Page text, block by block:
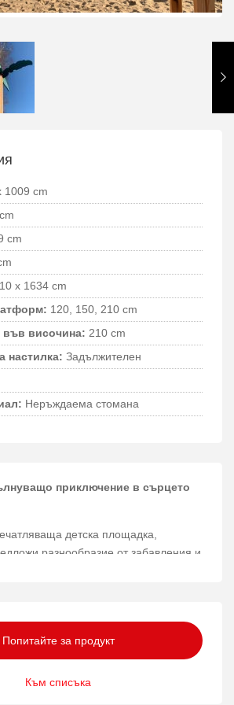
1009 cm
cm
x 1634 cm
120, 150, 210 cm
във височина: 210 cm
настилка: Задължителен
Неръждаема стомана
приключение в сърцето
детска площадка,
разнообразие от забавления и
игра на открито за деца над 3
от висококачествени
стомана и здрави въжета от
Попитайте за продукт
Към списъка